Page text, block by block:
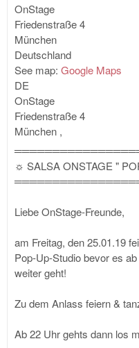
OnStage
Friedenstraße 4
München
Deutschland
See map: Google Maps
DE
OnStage
Friedenstraße 4
München ,
☼ SALSA ONSTAGE "
Liebe OnStage-Freunde,
am Freitag, den 25.01.19
Pop-Up-Studio bevor es
weiter geht!
Zu dem Anlass feiern &
Ab 22 Uhr gehts dann los